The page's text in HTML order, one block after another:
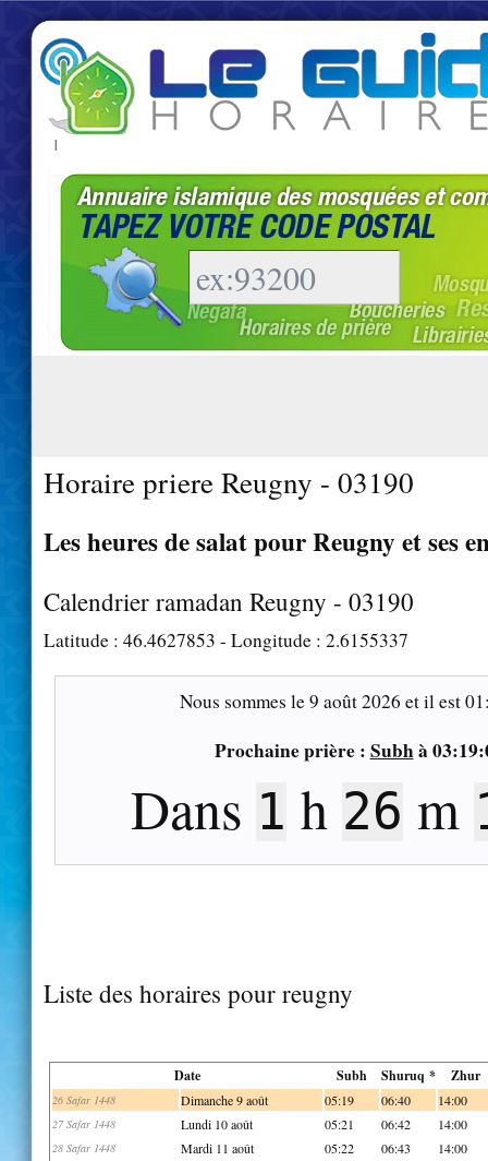
|
Horaire priere Reugny - 03190
Les heures de salat pour Reugny et ses
Calendrier ramadan Reugny - 03190
Latitude : 46.4627853 - Longitude : 2.6155337
Nous sommes le9 août 2026 et il est
Prochaine prière : Subhà
Dans 1 h 26 m
Liste des horaires pour reugny
Date Subh Shuruq * Zhur
26 Safar 1448 Dimanche 9 août 05:19 06:40 14:00
27 Safar 1448 Lundi 10 août 05:21 06:42 14:00
28 Safar 1448 Mardi 11 août 05:22 06:43 14:00